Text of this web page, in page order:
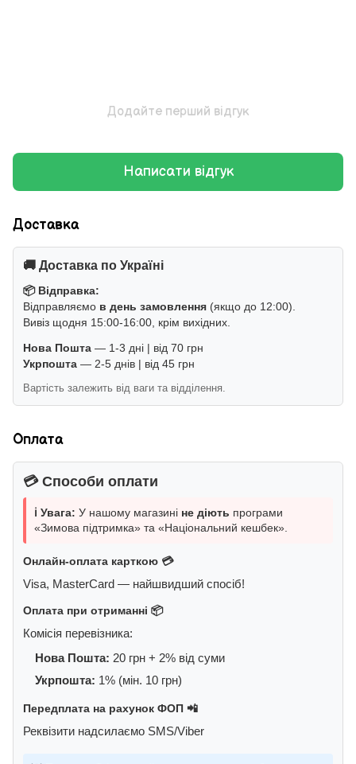
Додайте перший відгук
Написати відгук
Доставка
🚚 Доставка по Україні
📦 Відправка:
Відправляємо в день замовлення (якщо до 12:00).
Вивіз щодня 15:00-16:00, крім вихідних.
Нова Пошта — 1-3 дні | від 70 грн
Укрпошта — 2-5 днів | від 45 грн
Вартість залежить від ваги та відділення.
Оплата
💳 Способи оплати
ℹ️ Увага: У нашому магазині не діють програми
«Зимова підтримка» та «Національний кешбек».
Онлайн-оплата карткою 💳
Visa, MasterCard — найшвидший спосіб!
Оплата при отриманні 📦
Комісія перевізника:
Нова Пошта: 20 грн + 2% від суми
Укрпошта: 1% (мін. 10 грн)
Передплата на рахунок ФОП 📲
Реквізити надсилаємо SMS/Viber